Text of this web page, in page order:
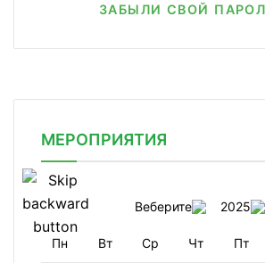
ЗАБЫЛИ СВОЙ
МЕРОПРИЯТИЯ
Веберите 2025
Пн Вт Ср Чт Пт